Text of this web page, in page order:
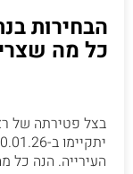
כל מה
בצל פטירתה של
העירייה. הנה כל